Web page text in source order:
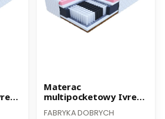
Promocja
Materac
multipocketowy Ivrea
FABRYKA DOBRYCH